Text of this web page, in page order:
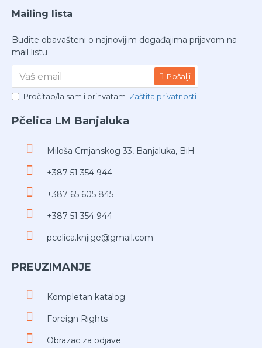
Mailing lista
Budite obavašteni o najnovijim događajima prijavom na
mail listu
Pošalji
Pročitao/la sam i prihvatam Zaštita privatnosti
Pčelica LM Banjaluka
Miloša Crnjanskog 33, Banjaluka, BiH
+387 51 354 944
+387 65 605 845
+387 51 354 944
pcelica.knjige@gmail.com
PREUZIMANJE
Kompletan katalog
Foreign Rights
Obrazac za odjave